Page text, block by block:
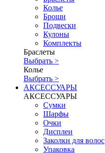
Колье
Броши
Подвески
Кулоны
Комплекты
Браслеты
Выбрать >
Колье
Выбрать >
АКСЕССУАРЫ
АКСЕССУАРЫ
Сумки
Шарфы
Очки
Дисплеи
Заколки для волос
Упаковка